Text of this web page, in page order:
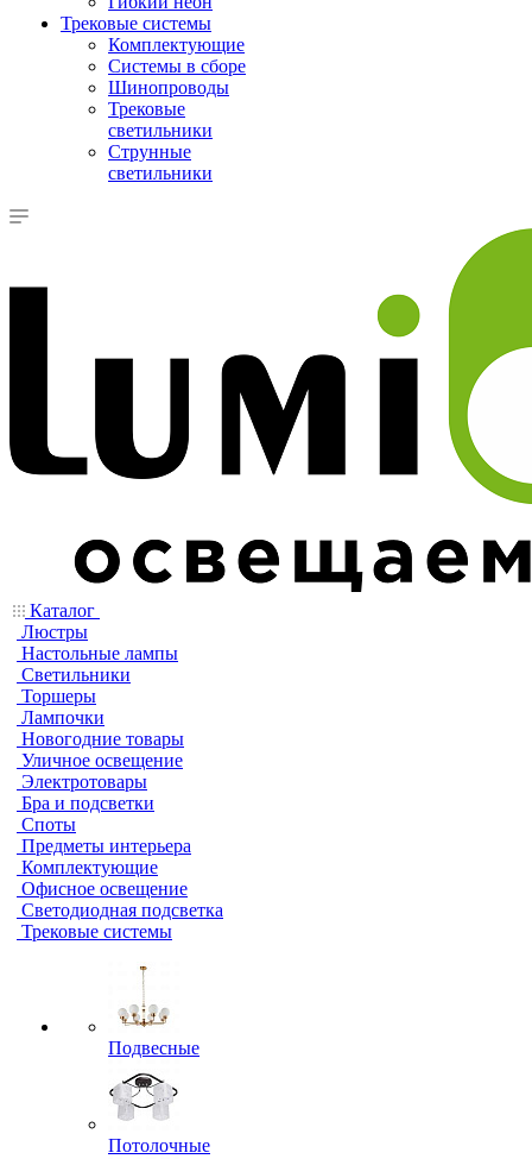
Трековые системы
Комплектующие
Системы в сборе
Шинопроводы
Трековые
светильники
Струнные
светильники
Каталог
Люстры
Настольные лампы
Светильники
Торшеры
Лампочки
Новогодние товары
Уличное освещение
Электротовары
Бра и подсветки
Споты
Предметы интерьера
Комплектующие
Офисное освещение
Светодиодная подсветка
Трековые системы
Подвесные
Потолочные